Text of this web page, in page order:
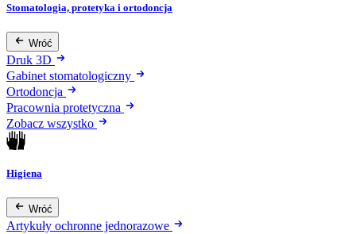
Stomatologia, protetyka i ortodoncja
Wróć
Druk 3D
Gabinet stomatologiczny
Ortodoncja
Pracownia protetyczna
Zobacz wszystko
Higiena
Wróć
Artykuły ochronne jednorazowe